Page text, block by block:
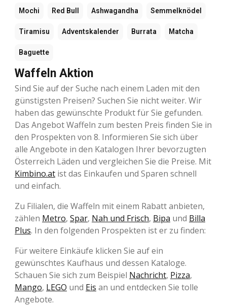
Mochi Red Bull Ashwagandha Semmelknödel
Tiramisu Adventskalender Burrata Matcha
Baguette
Waffeln Aktion
Sind Sie auf der Suche nach einem Laden mit den
günstigsten Preisen? Suchen Sie nicht weiter. Wir
haben das gewünschte Produkt für Sie gefunden.
Das Angebot Waffeln zum besten Preis finden Sie in
den Prospekten von 8. Informieren Sie sich über
alle Angebote in den Katalogen Ihrer bevorzugten
Österreich Läden und vergleichen Sie die Preise. Mit
Kimbino.at ist das Einkaufen und Sparen schnell
und einfach.
Zu Filialen, die Waffeln mit einem Rabatt anbieten,
zählen Metro, Spar, Nah und Frisch, Bipa und Billa
Plus. In den folgenden Prospekten ist er zu finden:
Für weitere Einkäufe klicken Sie auf ein
gewünschtes Kaufhaus und dessen Kataloge.
Schauen Sie sich zum Beispiel Nachricht, Pizza,
Mango, LEGO und Eis an und entdecken Sie tolle
Angebote.